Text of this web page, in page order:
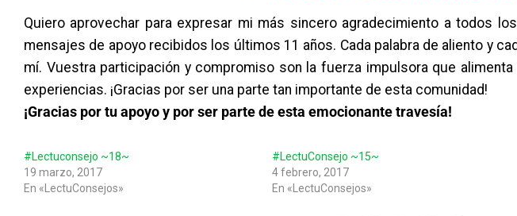
Quiero aprovechar para expresar mi más sincero agradecimiento a todos
mensajes de apoyo recibidos los últimos 11 años. Cada palabra de aliento y
mí. Vuestra participación y compromiso son la fuerza impulsora que
experiencias. ¡Gracias por ser una parte tan importante de esta comunidad!
¡Gracias por tu apoyo y por ser parte de esta emocionante travesía!
#Lectuconsejo ~18~
19 marzo, 2017
En «LectuConsejos»
#LectuConsejo ~15~
4 febrero, 2017
En «LectuConsejos»